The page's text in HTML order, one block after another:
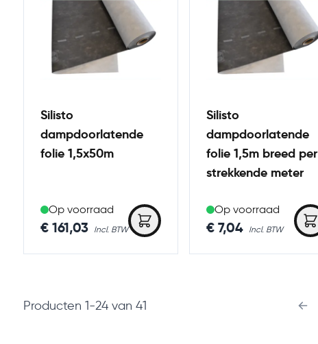
available
available
available
available
available
available
Silisto
dampdoorlatende
folie 1,5x50m
Op voorraad
€ 161,03
Silisto
dampdoorlatende
folie 1,5m breed per
strekkende meter
Op voorraad
€ 7,04
Producten 1-24 van 41